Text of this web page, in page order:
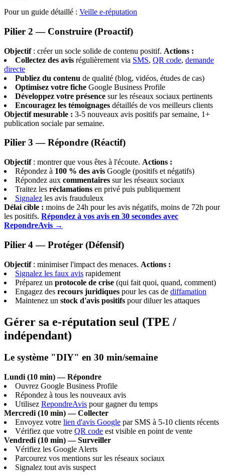
Pour un guide détaillé : Veille e-réputation
Pilier 2 — Construire (Proactif)
Objectif: créer un socle solide de contenu positif. Actions :
Collectez des avis régulièrement via SMS, QR code, demande
directe
Publiez du contenu de qualité (blog, vidéos, études de cas)
Optimisez votre fiche Google Business Profile
Développez votre présence sur les réseaux sociaux pertinents
Encouragez les témoignages détaillés de vos meilleurs clients
Objectif mesurable : 3-5 nouveaux avis positifs par semaine, 1+
publication sociale par semaine.
Pilier 3 — Répondre (Réactif)
Objectif: montrer que vous êtes à l'écoute. Actions :
Répondez à 100 % des avis Google (positifs et négatifs)
Répondez aux commentaires sur les réseaux sociaux
Traitez les réclamations en privé puis publiquement
Signalez les avis frauduleux
Délai cible : moins de 24h pour les avis négatifs, moins de 72h pour
les positifs. Répondez à vos avis en 30 secondes avec
RepondreAvis →
Pilier 4 — Protéger (Défensif)
Objectif: minimiser l'impact des menaces. Actions :
Signalez les faux avis rapidement
Préparez un protocole de crise (qui fait quoi, quand, comment)
Engagez des recours juridiques pour les cas de diffamation
Maintenez un stock d'avis positifs pour diluer les attaques
Gérer sa e-réputation seul (TPE /
indépendant)
Le système "DIY" en 30 min/semaine
Lundi (10 min) — Répondre
Ouvrez Google Business Profile
Répondez à tous les nouveaux avis
Utilisez RepondreAvis pour gagner du temps
Mercredi (10 min) — Collecter
Envoyez votre lien d'avis Google par SMS à 5-10 clients récents
Vérifiez que votre QR code est visible en point de vente
Vendredi (10 min) — Surveiller
Vérifiez les Google Alerts
Parcourez vos mentions sur les réseaux sociaux
Signalez tout avis suspect